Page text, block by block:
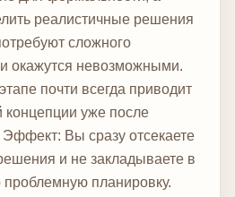
реалистичные решения
сложного
окажутся невозможными.
почти всегда приводит
концепции уже после
Эффект: Вы сразу отсекаете
и не закладываете в
проблемную планировку.